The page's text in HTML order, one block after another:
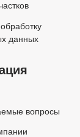
вопросы
данных